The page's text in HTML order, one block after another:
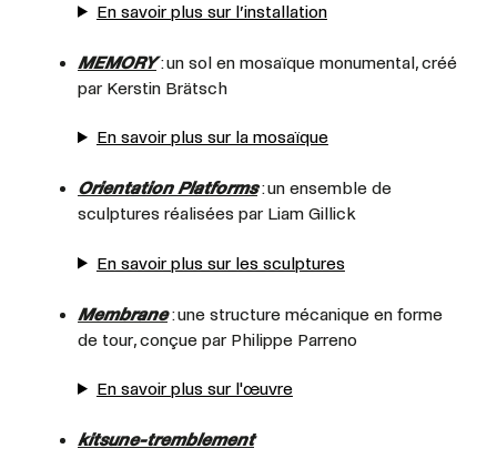
En savoir plus sur l’installation
MEMORY: un sol en mosaïque monumental, créé
par Kerstin Brätsch
En savoir plus sur la mosaïque
Orientation Platforms: un ensemble de
sculptures réalisées par Liam Gillick
En savoir plus sur les sculptures
Membrane: une structure mécanique en forme
de tour, conçue par Philippe Parreno
En savoir plus sur l'œuvre
kitsune-tremblement